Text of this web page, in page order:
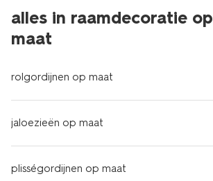
alles in raamdecoratie op
maat
rolgordijnen op maat
jaloezieën op maat
plisségordijnen op maat